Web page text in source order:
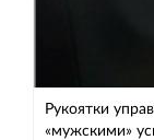
Рукоятки
«мужскими»